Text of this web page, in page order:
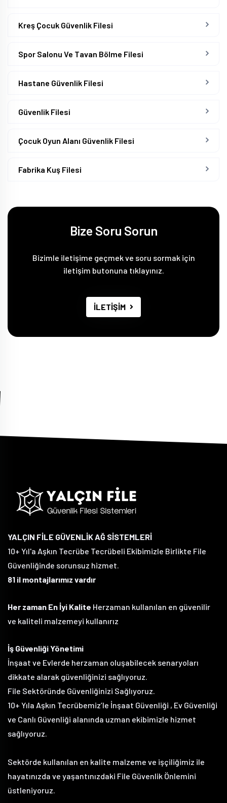
Kreş Çocuk Güvenlik Filesi
Spor Salonu Ve Tavan Bölme Filesi
Hastane Güvenlik Filesi
Güvenlik Filesi
Çocuk Oyun Alanı Güvenlik Filesi
Fabrika Kuş Filesi
Bize Soru Sorun
Bizimle iletişime geçmek ve soru sormak için
iletişim butonuna tıklayınız.
İLETİŞİM
YALÇIN FİLE GÜVENLİK AĞ SİSTEMLERİ
10+ Yıl'a Aşkın Tecrübe Tecrübeli Ekibimizle Birlikte File
Güvenliğinde sorunsuz hizmet.
81 il montajlarımız vardır
Her zaman En İyi Kalite Herzaman kullanılan en güvenilir
ve kaliteli malzemeyi kullanırız
İş Güvenliği Yönetimi
İnşaat ve Evlerde herzaman oluşabilecek senaryoları
dikkate alarak güvenliğinizi sağlıyoruz.
File Sektöründe Güvenliğinizi Sağlıyoruz.
10+ Yıla Aşkın Tecrübemiz’le İnşaat Güvenliği , Ev Güvenliği
ve Canlı Güvenliği alanında uzman ekibimizle hizmet
sağlıyoruz.
Sektörde kullanılan en kalite malzeme ve işçiliğimiz ile
hayatınızda ve yaşantınızdaki File Güvenlik Önlemini
üstleniyoruz.